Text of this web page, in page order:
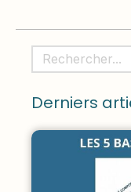
Rechercher
Derniers